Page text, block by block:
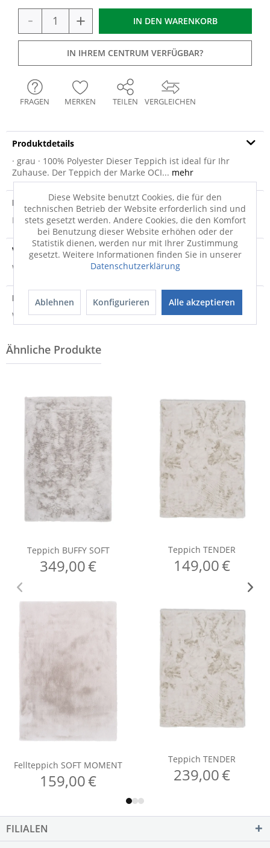
- + IN DEN WARENKORB
IN IHREM CENTRUM VERFÜGBAR?
VERGLEICHEN
FRAGEN MERKEN TEILEN
Produktdetails
· grau · 100% Polyester Dieser Teppich ist ideal für Ihr
Zuhause. Der Teppich der Marke OCI... mehr
Produktsicherheit
Produktsicherheit
Versandinfo
Weitere Informationen zum Versand...
Hersteller
Weitere Informationen zum Hersteller...
FILIALEN
Diese Website benutzt Cookies, die für den
technischen Betrieb der Website erforderlich sind und
stets gesetzt werden. Andere Cookies, die den Komfort
bei Benutzung dieser Website erhöhen oder der
Statistik dienen, werden nur mit Ihrer Zustimmung
gesetzt. Weitere Informationen finden Sie in unserer
Datenschutzerklärung
Ablehnen Konfigurieren Alle akzeptieren